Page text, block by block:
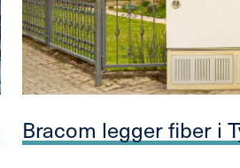
Bracom legger fiber i